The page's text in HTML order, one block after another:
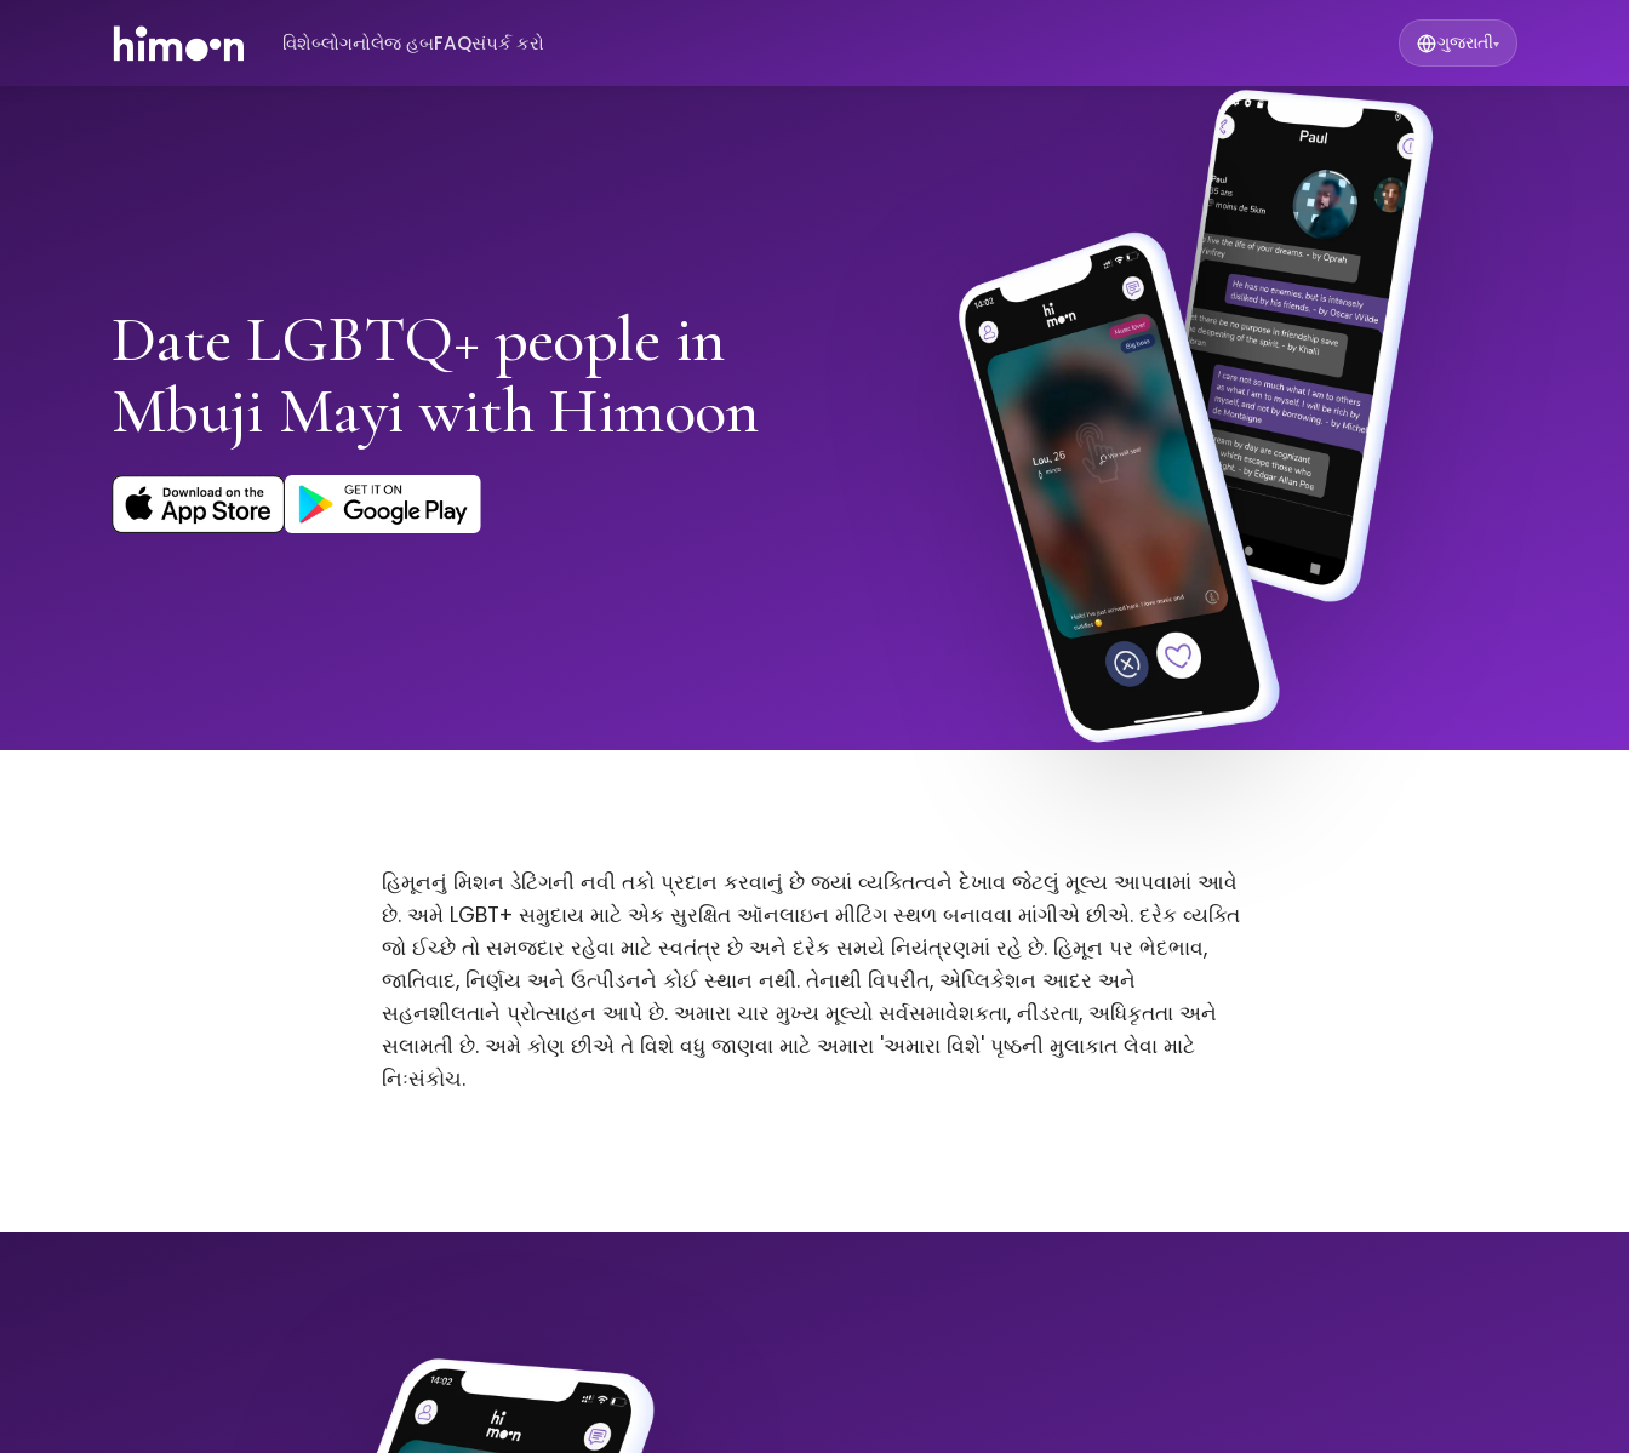
વિશેબ્લોગનોલેજ હબFAQસંપર્ક કરો ગુજરાતી▾
Date LGBTQ+ people in
Mbuji Mayi with Himoon
હિમૂનનું મિશન ડેટિંગની નવી તકો પ્રદાન કરવાનું છે જ્યાં વ્યક્તિત્વને દેખાવ જેટલું મૂલ્ય આપવામાં આવે
છે. અમે LGBT+ સમુદાય માટે એક સુરક્ષિત ઑનલાઇન મીટિંગ સ્થળ બનાવવા માંગીએ છીએ. દરેક વ્યક્તિ
જો ઈચ્છે તો સમજદાર રહેવા માટે સ્વતંત્ર છે અને દરેક સમયે નિયંત્રણમાં રહે છે. હિમૂન પર ભેદભાવ,
જાતિવાદ, નિર્ણય અને ઉત્પીડનને કોઈ સ્થાન નથી. તેનાથી વિપરીત, એપ્લિકેશન આદર અને
સહનશીલતાને પ્રોત્સાહન આપે છે. અમારા ચાર મુખ્ય મૂલ્યો સર્વસમાવેશકતા, નીડરતા, અધિકૃતતા અને
સલામતી છે. અમે કોણ છીએ તે વિશે વધુ જાણવા માટે અમારા 'અમારા વિશે' પૃષ્ઠની મુલાકાત લેવા માટે
નિઃસંકોચ.